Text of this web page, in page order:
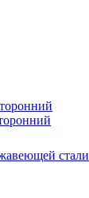
стали